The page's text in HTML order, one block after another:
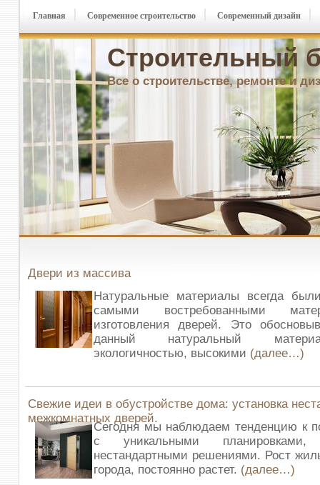
Строительный
Все о строительстве, ремонте и
Главная Современное строительство Современный дизайн
Двери из массива
Натуральные материалы всегда
самыми востребованными
изготовления дверей. Это
данный натуральный
экологичностью, высокими (далее…)
Свежие идеи в обустройстве дома: установка
межкомнатных дверей.
Сегодня мы наблюдаем тенденцию к
с уникальными
нестандартными решениями. Рост
города, постоянно растет. (далее…)